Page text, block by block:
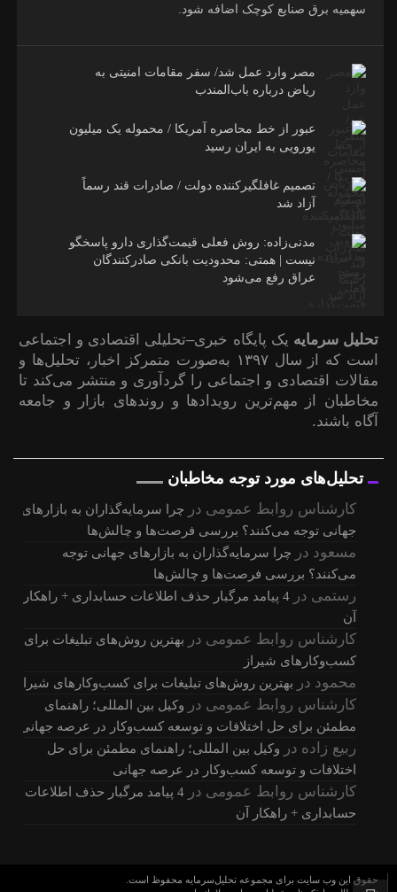
سهمیه برق صنایع کوچک اضافه شود.
مصر وارد عمل شد/ سفر مقامات امنیتی به
ریاض درباره باب‌المندب
عبور از خط محاصره آمریکا / محموله یک میلیون
یورویی به ایران رسید
تصمیم غافلگیرکننده دولت / صادرات قند رسماً
آزاد شد
مدنی‌زاده: روش فعلی قیمت‌گذاری دارو پاسخگو
نیست | همتی: محدودیت بانکی صادرکنندگان
عراق رفع می‌شود
تحلیل سرمایه یک پایگاه خبری–تحلیلی اقتصادی و اجتماعی
است که از سال ۱۳۹۷ به‌صورت متمرکز اخبار، تحلیل‌ها و
مقالات اقتصادی و اجتماعی را گردآوری و منتشر می‌کند تا
مخاطبان از مهم‌ترین رویدادها و روندهای بازار و جامعه
آگاه باشند.
تحلیل‌های مورد توجه مخاطبان
کارشناس روابط عمومی در
چرا سرمایه‌گذاران به بازارهای
جهانی توجه می‌کنند؟ بررسی فرصت‌ها و چالش‌ها
مسعود در
چرا سرمایه‌گذاران به بازارهای جهانی توجه
می‌کنند؟ بررسی فرصت‌ها و چالش‌ها
رستمی در
4 پیامد مرگبار حذف اطلاعات حسابداری + راهکار
آن
کارشناس روابط عمومی در
بهترین روش‌های تبلیغات برای
کسب‌وکارهای شیراز
محمود در بهترین روش‌های تبلیغات برای کسب‌وکارهای شیراز
کارشناس روابط عمومی در
وکیل بین المللی؛ راهنمای
مطمئن برای حل اختلافات و توسعه کسب‌وکار در عرصه جهانی
ربیع زاده در
وکیل بین المللی؛ راهنمای مطمئن برای حل
اختلافات و توسعه کسب‌وکار در عرصه جهانی
کارشناس روابط عمومی در
4 پیامد مرگبار حذف اطلاعات
حسابداری + راهکار آن
حقوق این وب سایت برای مجموعه تحلیل‌سرمایه محفوظ است.